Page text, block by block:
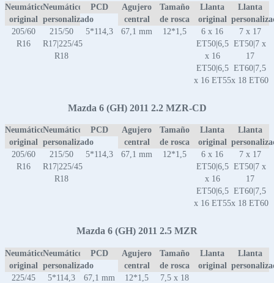
Neumático
original
Neumático
personalizado
PCD
Agujero
central
Tamaño
de rosca
Llanta
original
Llanta
205/60
R16
215/50
R17|225/45
R18
5*114,3 67,1 mm 12*1,5
6 x 16
ET50|6,5
x 16
ET50|6,5
x 16 ET55
7 x 17
ET50|7 x
17
ET60|7,5
x 18 ET60
Mazda 6 (GH) 2011 2.2 MZR-CD
Neumático
original
Neumático
personalizado
PCD
Agujero
central
Tamaño
de rosca
Llanta
original
Llanta
205/60
R16
215/50
R17|225/45
R18
5*114,3 67,1 mm 12*1,5
6 x 16
ET50|6,5
x 16
ET50|6,5
x 16 ET55
7 x 17
ET50|7 x
17
ET60|7,5
x 18 ET60
Mazda 6 (GH) 2011 2.5 MZR
Neumático
original
Neumático
personalizado
PCD
Agujero
central
Tamaño
de rosca
Llanta
original
Llanta
225/45
5*114,3 67,1 mm 12*1,5
7,5 x 18